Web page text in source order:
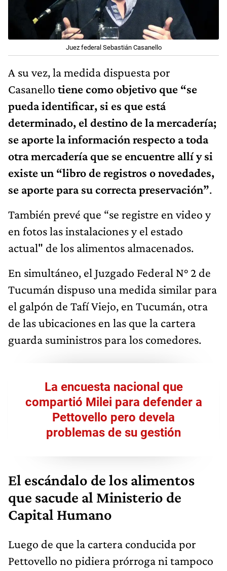
Juez federal Sebastián Casanello
A su vez, la medida dispuesta por
Casanello tiene como objetivo que “se
pueda identificar, si es que está
determinado, el destino de la mercadería;
se aporte la información respecto a toda
otra mercadería que se encuentre allí y si
existe un “libro de registros o novedades,
se aporte para su correcta preservación”.
También prevé que “se registre en video y
en fotos las instalaciones y el estado
actual" de los alimentos almacenados.
En simultáneo, el Juzgado Federal N° 2 de
Tucumán dispuso una medida similar para
el galpón de Tafí Viejo, en Tucumán, otra
de las ubicaciones en las que la cartera
guarda suministros para los comedores.
La encuesta nacional que
compartió Milei para defender a
Pettovello pero devela
problemas de su gestión
El escándalo de los alimentos
que sacude al Ministerio de
Capital Humano
Luego de que la cartera conducida por
Pettovello no pidiera prórroga ni tampoco